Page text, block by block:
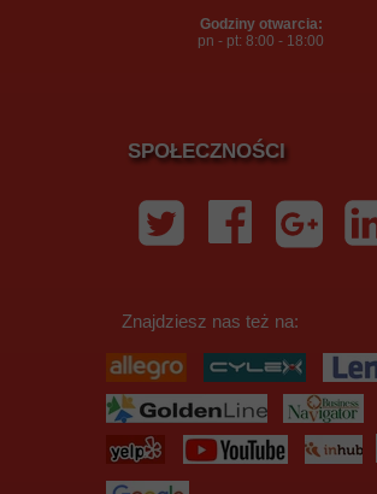
Znajdziesz nas też na:
SPOŁECZNOŚCI
Godziny otwarcia:
pn - pt: 8:00 - 18:00